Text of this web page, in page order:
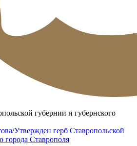
губернии и губернского
/Утвержден герб Ставропольской
города Ставрополя